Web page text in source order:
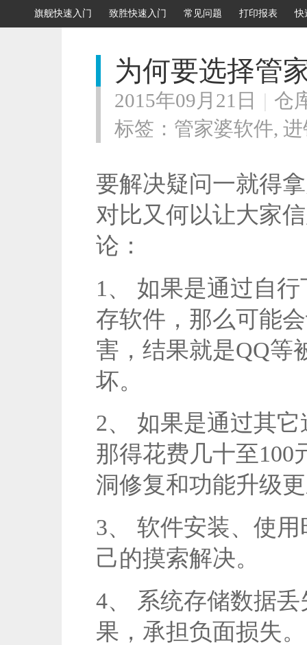
旗舰快速入门 致胜快速入门 常见问题 打印报表 快
为何要选择管
2015年09月21日 | 仓
标签： 管家婆软件,
要解决疑问一就得
对比又何以让大家
论：
1、 如果是通过自
存软件，那么可能
害，结果就是QQ等
坏。
2、 如果是通过其
那得花费几十至100
洞修复和功能升级
3、 软件安装、使
己的摸索解决。
4、 系统存储数据
果，承担负面损失。